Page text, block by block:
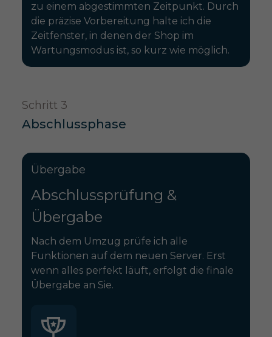
zu einem abgestimmten Zeitpunkt. Durch
die präzise Vorbereitung halte ich die
Zeitfenster, in denen der Shop im
Wartungsmodus ist, so kurz wie möglich.
Übergabe
Abschlussprüfung &
Übergabe
Nach dem Umzug prüfe ich alle
Funktionen auf dem neuen Server. Erst
wenn alles perfekt läuft, erfolgt die finale
Übergabe an Sie.
Schritt 3
Abschlussphase